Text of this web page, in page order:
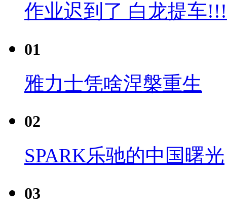
作业迟到了 白龙提车
01
雅力士凭啥涅槃重生
02
SPARK乐驰的中国曙光
03